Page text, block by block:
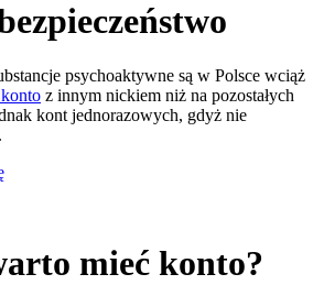
psychoaktywne są w Polsce wciąż
konto z innym nickiem niż na pozostałych
kont jednorazowych, gdyż nie
mieć konto?